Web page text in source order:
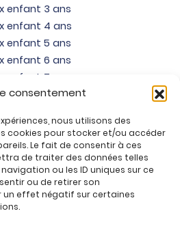
consentement
nous utilisons des
cookies pour stocker et/ou accéder
Le fait de consentir à ces
de traiter des données telles
ou les ID uniques sur ce
ou de retirer son
effet négatif sur certaines
enfant 3 ans
enfant 4 ans
enfant 5 ans
enfant 6 ans
enfant 7 ans
enfant 8 ans
enfant 10 ans
enfant 11 ans
enfant 12 ans
nos produits
de loisirs créatifs